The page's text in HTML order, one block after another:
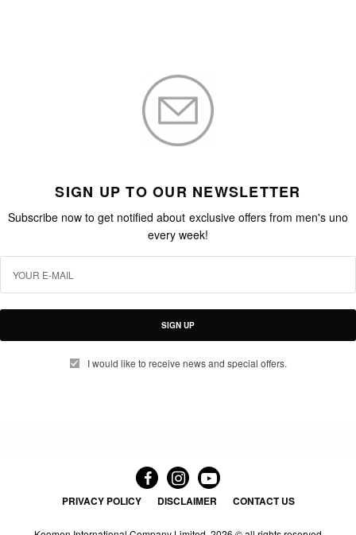
SIGN UP TO OUR NEWSLETTER
Subscribe now to get notified about exclusive offers from men's uno
every week!
SIGN UP
I would like to receive news and special offers.
PRIVACY POLICY DISCLAIMER CONTACT US